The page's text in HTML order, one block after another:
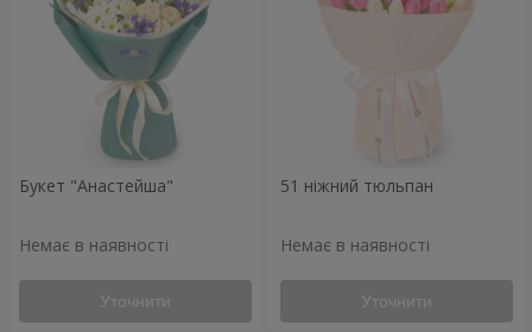
Букет "Анастейша"
Немає в наявності
Уточнити
51 ніжний тюльпан
Немає в наявності
Уточнити